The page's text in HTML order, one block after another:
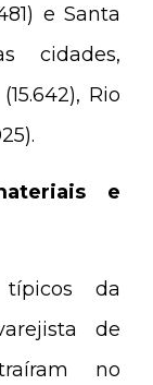
e Santa
cidades,
Rio
e
da
de
no